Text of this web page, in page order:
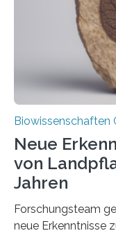
Funktionsfähigkeit
Studie wurde am
Fachzeitschrift…
Biowissenschaften
Neue
von
Jahren
Forschungsteam
neue Erkenntnisse